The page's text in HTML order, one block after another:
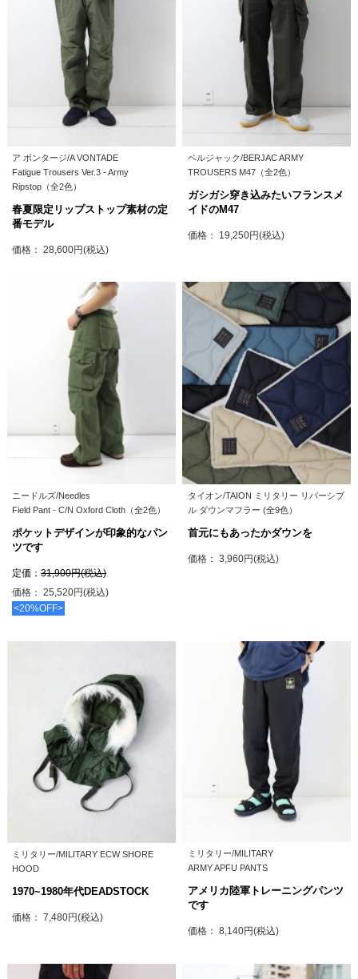
ア ボンタージ/A VONTADE
Fatigue Trousers Ver.3 - Army
Ripstop（全2色）
春夏限定リップストップ素材の定
番モデル
価格： 28,600円(税込)
ベルジャック/BERJAC ARMY
TROUSERS M47（全2色）
ガシガシ穿き込みたいフランスメ
イドのM47
価格： 19,250円(税込)
ニードルズ/Needles
Field Pant - C/N Oxford Cloth（全2色）
ポケットデザインが印象的なパン
ツです
定価：31,900円(税込)
価格： 25,520円(税込)
<20%OFF>
タイオン/TAION ミリタリー リバーシブ
ル ダウンマフラー (全9色）
首元にもあったかダウンを
価格： 3,960円(税込)
ミリタリー/MILITARY ECW SHORE
HOOD
1970~1980年代DEADSTOCK
価格： 7,480円(税込)
ミリタリー/MILITARY
ARMY APFU PANTS
アメリカ陸軍トレーニングパンツ
です
価格： 8,140円(税込)